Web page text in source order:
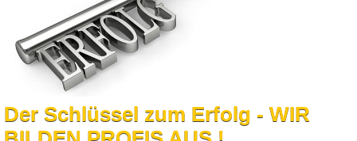
Der Schlüssel zum Erfolg - WIR